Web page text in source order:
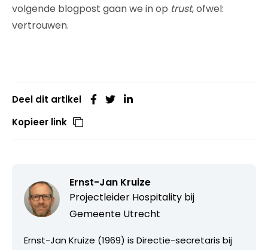
volgende blogpost gaan we in op trust, ofwel:
vertrouwen.
Deel dit artikel
Kopieer link
Ernst-Jan Kruize
Projectleider Hospitality bij
Gemeente Utrecht
Ernst-Jan Kruize (1969) is Directie-secretaris bij